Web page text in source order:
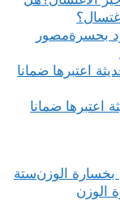
مصور
ضمانا
ستة
الوزن